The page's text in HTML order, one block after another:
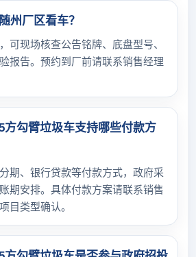
州厂区看车？
可现场核查公告铭牌、底盘型号、
报告。预约到厂前请联系销售经理
方勾臂垃圾车支持哪些付款方
期、银行贷款等付款方式，政府采
期安排。具体付款方案请联系销售
目类型确认。